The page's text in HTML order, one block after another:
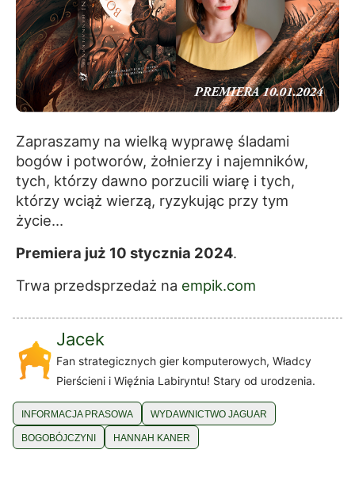
Zapraszamy na wielką wyprawę śladami
bogów i potworów, żołnierzy i najemników,
tych, którzy dawno porzucili wiarę i tych,
którzy wciąż wierzą, ryzykując przy tym
życie…
Premiera już 10 stycznia 2024.
Trwa przedsprzedaż na empik.com
Jacek
Fan strategicznych gier komputerowych, Władcy
Pierścieni i Więźnia Labiryntu! Stary od urodzenia.
INFORMACJA PRASOWA WYDAWNICTWO JAGUAR
BOGOBÓJCZYNI HANNAH KANER